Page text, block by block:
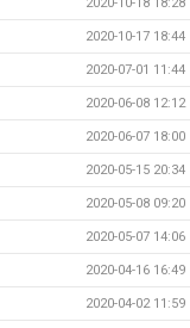
2020-10-17 18:44
2020-07-01 11:44
2020-06-08 12:12
2020-06-07 18:00
2020-05-15 20:34
2020-05-08 09:20
2020-05-07 14:06
2020-04-16 16:49
2020-04-02 11:59